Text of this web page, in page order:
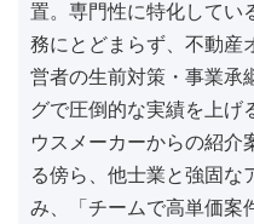
置。専門性に特化してい
務にとどまらず、不動産
営者の生前対策・事業承
グで圧倒的な実績を上げ
ウスメーカーからの紹介
る傍ら、他士業と強固な
み、「チームで高単価案